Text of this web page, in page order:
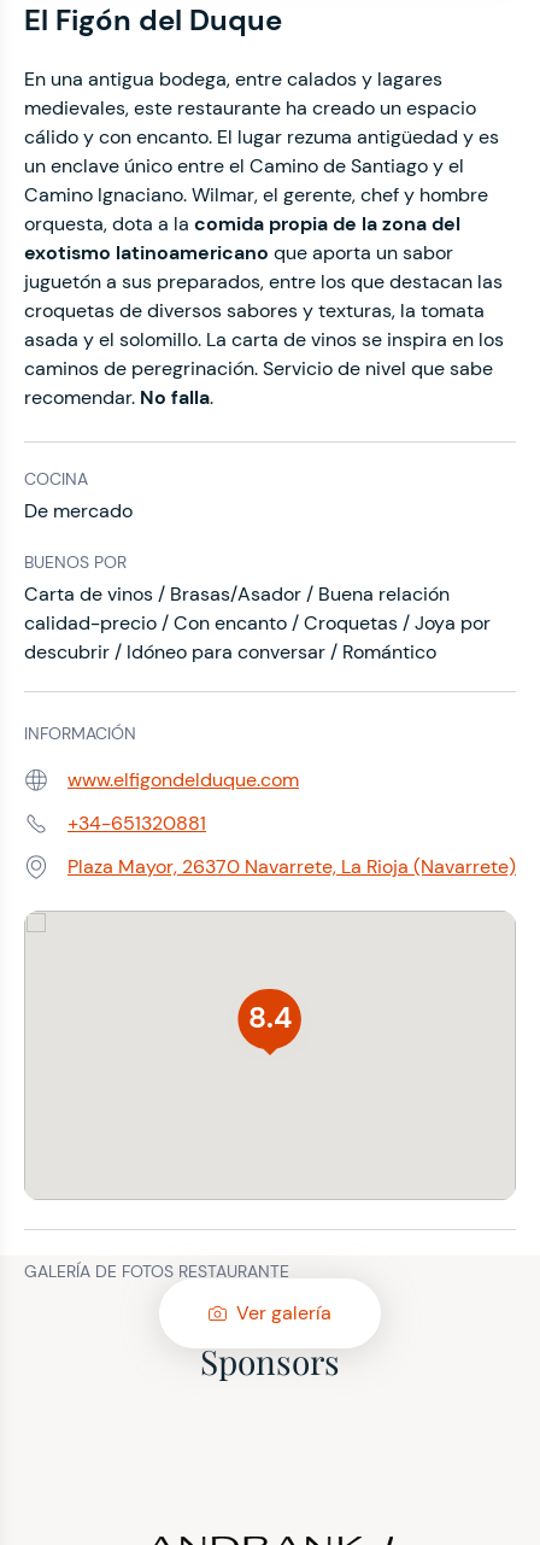
El Figón del Duque
En una antigua bodega, entre calados y lagares
medievales, este restaurante ha creado un espacio
cálido y con encanto. El lugar rezuma antigüedad y es
un enclave único entre el Camino de Santiago y el
Camino Ignaciano. Wilmar, el gerente, chef y hombre
orquesta, dota a la comida propia de la zona del
exotismo latinoamericano que aporta un sabor
juguetón a sus preparados, entre los que destacan las
croquetas de diversos sabores y texturas, la tomata
asada y el solomillo. La carta de vinos se inspira en los
caminos de peregrinación. Servicio de nivel que sabe
recomendar. No falla.
COCINA
De mercado
BUENOS POR
Carta de vinos / Brasas/Asador / Buena relación
calidad-precio / Con encanto / Croquetas / Joya por
descubrir / Idóneo para conversar / Romántico
INFORMACIÓN
Web: www.elfigondelduque.com
Teléfono:+34-651320881
Dirección:Plaza Mayor, 26370 Navarrete, La Rioja (Navarrete)
8.4
GALERÍA DE FOTOS RESTAURANTE
Ver galería
Sponsors